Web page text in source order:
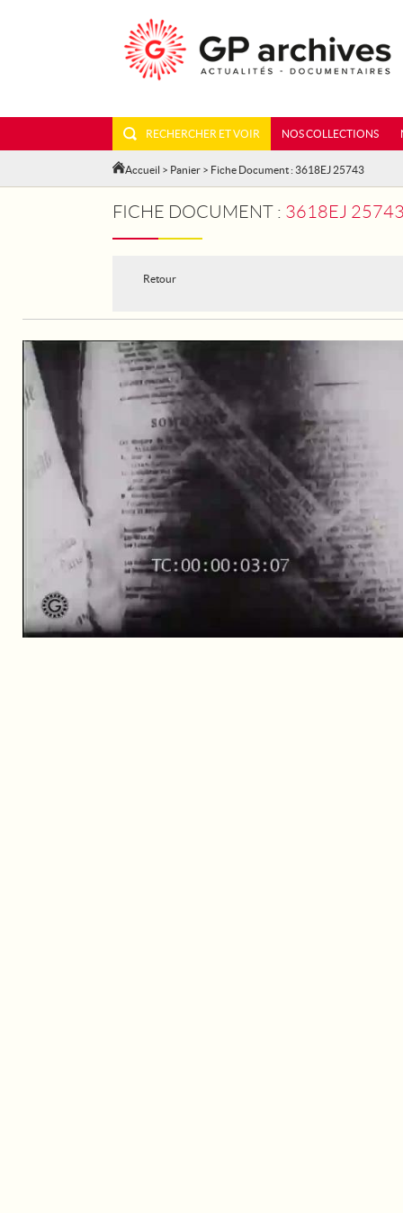
RECHERCHER ET VOIR NOS COLLECTIONS
Accueil > Panier > Fiche Document : 3618EJ 25743
FICHE DOCUMENT : 3618EJ 25743
Retour